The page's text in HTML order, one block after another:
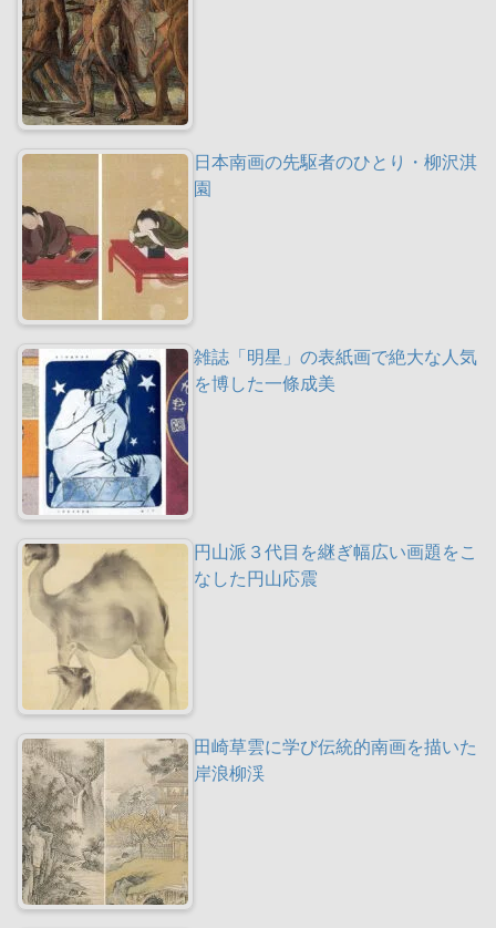
日本南画の先駆者のひとり・柳沢淇
園
雑誌「明星」の表紙画で絶大な人気
を博した一條成美
円山派３代目を継ぎ幅広い画題をこ
なした円山応震
田崎草雲に学び伝統的南画を描いた
岸浪柳渓